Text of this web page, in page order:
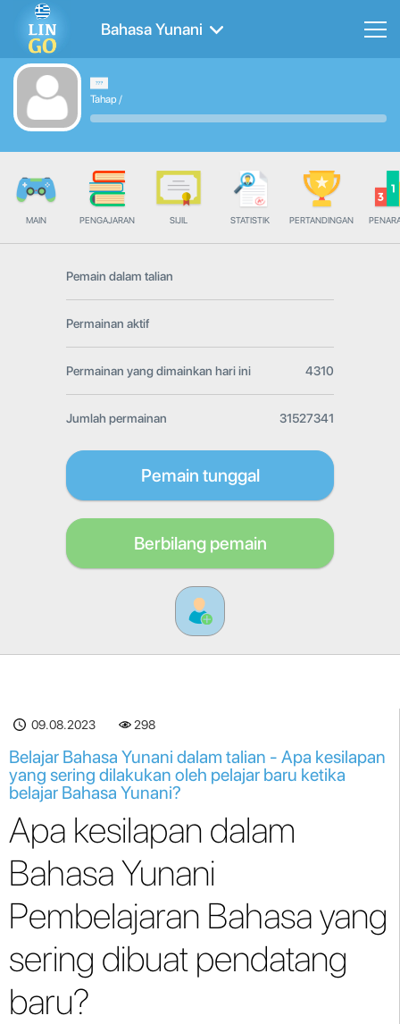
Bahasa Yunani
Tahap/
MAIN PENGAJARAN SIJIL STATISTIK PERTANDINGAN
Pemain dalam talian
Permainan aktif
Permainan yang dimainkan hari ini 4310
Jumlah permainan 31527341
Pemain tunggal
Berbilang pemain
09.08.2023 298
Belajar Bahasa Yunani dalam talian - Apa kesilapan
yang sering dilakukan oleh pelajar baru ketika
belajar Bahasa Yunani?
Apa kesilapan dalam
Bahasa Yunani
Pembelajaran Bahasa yang
sering dibuat pendatang
baru?